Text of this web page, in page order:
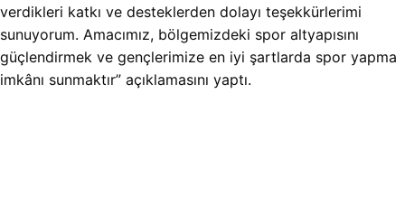
verdikleri katkı ve desteklerden dolayı teşekkürlerimi
sunuyorum. Amacımız, bölgemizdeki spor altyapısını
güçlendirmek ve gençlerimize en iyi şartlarda spor yapma
imkânı sunmaktır” açıklamasını yaptı.